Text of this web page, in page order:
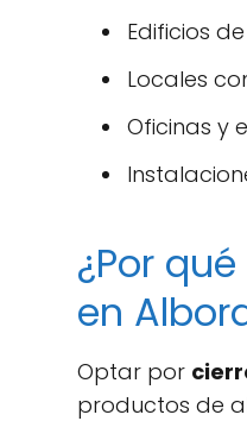
Edificios
Locales
Oficinas y
¿Por
en
Optar por
productos de